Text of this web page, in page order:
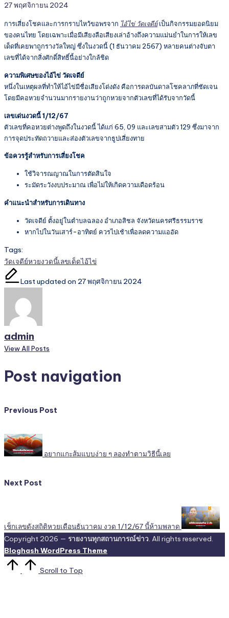
27 พฤศจิกายน 2024
การเสี่ยงโชคและการกราบไหว้ขอพรจาก ไอ้ไข่ วัดเจดีย์เป็นกิจกรรมยอดนิยม
ของคนไทย โดยเฉพาะเมื่อมีเสียงลือเสียงเล่าอ้างถึงความแม่นยำในการให้เลข
เด็ดที่เคยพาถูกรางวัลใหญ่ ซึ่งในงวดนี้ (1 ธันวาคม 2567) หลายคนต่างจับตา
เลขที่ได้จากสิ่งศักดิ์สิทธิ์นี้อย่างใกล้ชิด
ความพิเศษของไอ้ไข่ วัดเจดีย์
หนึ่งในเหตุผลที่ทำให้ไอ้ไข่มีชื่อเสียงโด่งดัง คือการดลบันดาลโชคลาภที่ชัดเจน
โดยมีคอหวยจำนวนมากรายงานว่าถูกหวยจากตัวเลขที่ได้รับจากวัดนี้
เลขเด่นงวดนี้ 1/12/67
ตัวเลขที่คอหวยต่างพูดถึงในงวดนี้ ได้แก่ 65, 09 และเลขสามตัว 129 ซึ่งมาจาก
การจุดประทัดถวายและส่องตัวเลขจากธูปเสี่ยงทาย
ข้อควรรู้สำหรับการเสี่ยงโชค
ใช้วิจารณญาณในการตัดสินใจ
ระมัดระวังงบประมาณ เพื่อไม่ให้เกิดความเดือดร้อน
คำแนะนำสำหรับการเดินทาง
วัดเจดีย์ ตั้งอยู่ในตำบลฉลอง อำเภอสิชล จังหวัดนครศรีธรรมราช
หากไปในวันเสาร์-อาทิตย์ ควรไปเช้าเพื่อลดความแออัด
Tags:
วัดเจดีย์หวยงวดนี้เลขเด็ดไอ้ไข่
Last updated on 27 พฤศจิกายน 2024
admin
View All Posts
Post navigation
Previous Post
อยากแกะส้มแบบง่าย ๆ ลองทำตามวิธีนี้เลย
Next Post
เช็กเลขดังสถิติหวยเดือนธันวาคม งวด 1/12/67 นี้ห้ามพลาด
Copyright 2026 — รายงานทุกสถานการณ์ข่าว. All rights reserved.
Bloghash WordPress Theme
Scroll to Top